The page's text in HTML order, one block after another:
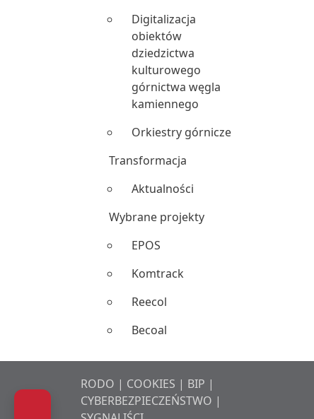
Digitalizacja
obiektów
dziedzictwa
kulturowego
górnictwa węgla
kamiennego
Orkiestry górnicze
Transformacja
Aktualności
Wybrane projekty
EPOS
Komtrack
Reecol
Becoal
RODO | COOKIES | BIP |
CYBERBEZPIECZEŃSTWO |